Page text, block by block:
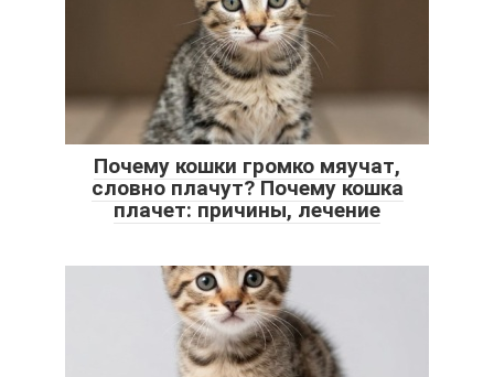
Почему кошки громко мяучат,
словно плачут? Почему кошка
плачет: причины, лечение